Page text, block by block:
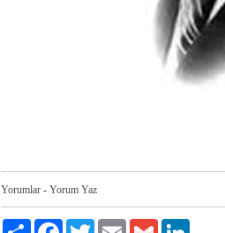
Yorumlar - Yorum Yaz
Paylaş FacebookTwitter Email Gmail